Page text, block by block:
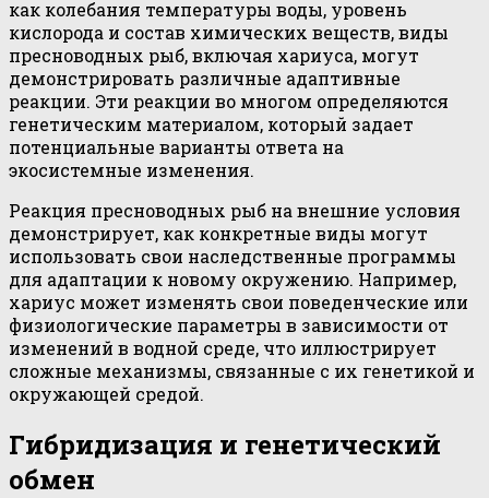
как колебания температуры воды, уровень
кислорода и состав химических веществ, виды
пресноводных рыб, включая хариуса, могут
демонстрировать различные адаптивные
реакции. Эти реакции во многом определяются
генетическим материалом, который задает
потенциальные варианты ответа на
экосистемные изменения.
Реакция пресноводных рыб на внешние условия
демонстрирует, как конкретные виды могут
использовать свои наследственные программы
для адаптации к новому окружению. Например,
хариус может изменять свои поведенческие или
физиологические параметры в зависимости от
изменений в водной среде, что иллюстрирует
сложные механизмы, связанные с их генетикой и
окружающей средой.
Гибридизация и генетический
обмен